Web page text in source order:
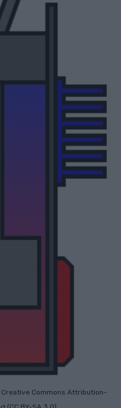
Creative Commons Attribution-